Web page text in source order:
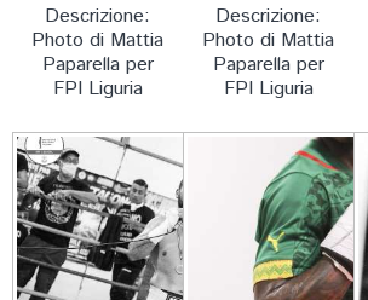
Descrizione:
Photo di Mattia
Paparella per
FPI Liguria
Descrizione:
Photo di Mattia
Paparella per
FPI Liguria